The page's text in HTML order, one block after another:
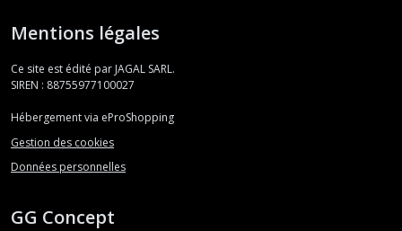
Mentions légales
Ce site est édité par JAGAL SARL.
SIREN : 88755977100027
Hébergement via eProShopping
Gestion des cookies
Données personnelles
GG Concept